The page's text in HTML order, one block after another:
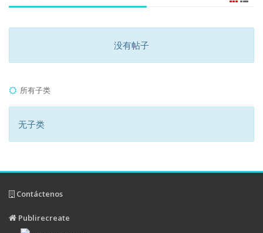
没有帖子
所有子类
无子类
Contáctenos
Publirecreate